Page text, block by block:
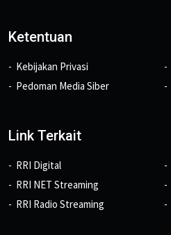
Ketentuan
Kebijakan Privasi
Pedoman Media Siber
Link Terkait
RRI Digital
RRI NET Streaming
RRI Radio Streaming